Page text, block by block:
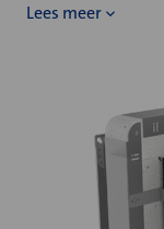
Lees meer